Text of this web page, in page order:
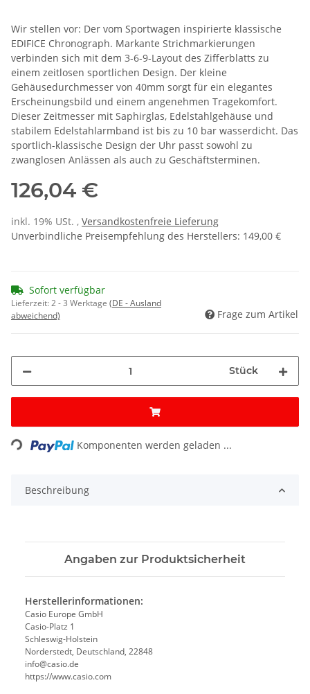
Wir stellen vor: Der vom Sportwagen inspirierte klassische
EDIFICE Chronograph. Markante Strichmarkierungen
verbinden sich mit dem 3-6-9-Layout des Zifferblatts zu
einem zeitlosen sportlichen Design. Der kleine
Gehäusedurchmesser von 40mm sorgt für ein elegantes
Erscheinungsbild und einem angenehmen Tragekomfort.
Dieser Zeitmesser mit Saphirglas, Edelstahlgehäuse und
stabilem Edelstahlarmband ist bis zu 10 bar wasserdicht. Das
sportlich-klassische Design der Uhr passt sowohl zu
zwanglosen Anlässen als auch zu Geschäftsterminen.
126,04 €
inkl. 19% USt. , Versandkostenfreie Lieferung
Unverbindliche Preisempfehlung des Herstellers: 149,00 €
Sofort verfügbar
Lieferzeit:2 - 3 Werktage (DE - Ausland
abweichend)
Frage zum Artikel
Stück
Komponenten werden geladen ...
Beschreibung
Angaben zur Produktsicherheit
Herstellerinformationen:
Casio Europe GmbH
Casio-Platz 1
Schleswig-Holstein
Norderstedt, Deutschland, 22848
info@casio.de
https://www.casio.com